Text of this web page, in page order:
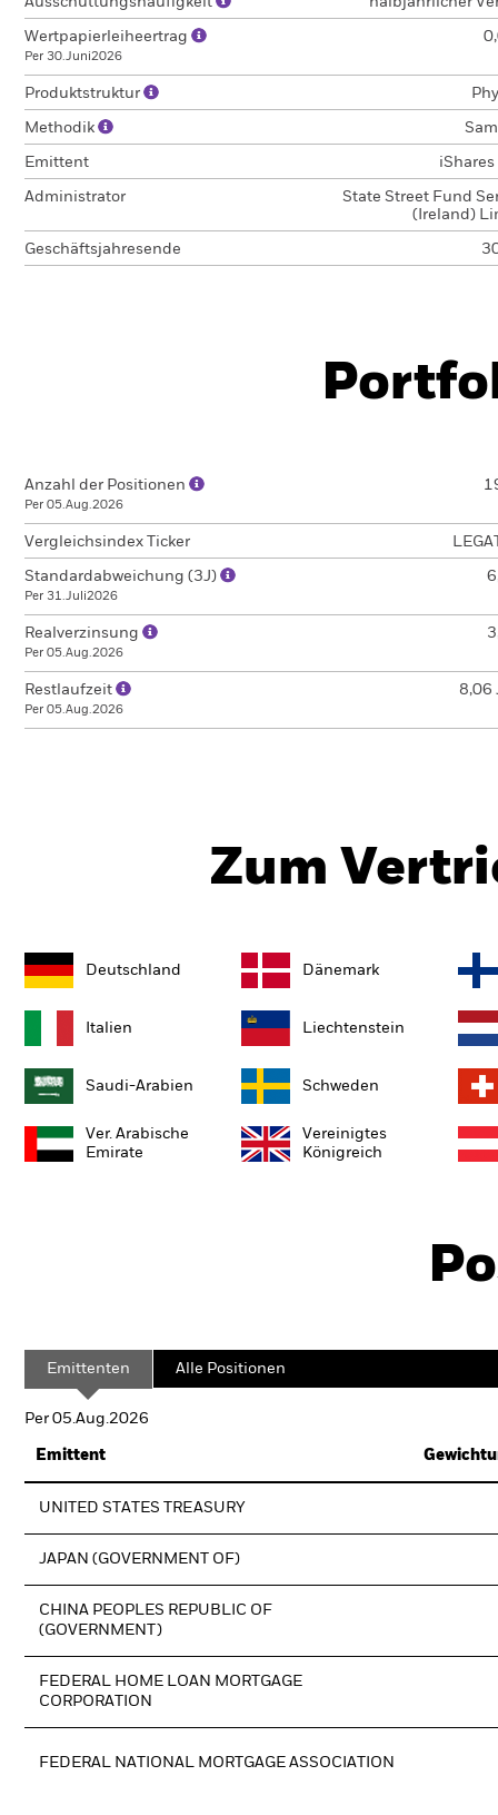
Wertpapierleiheertrag
Per 30.Juni2026
Produktstruktur
Methodik
Emittent iShares
Administrator
State Street Fund
(Ireland)
Geschäftsjahresende
Anzahl der Positionen
Per 05.Aug.2026
Vergleichsindex Ticker
Standardabweichung (3J)
Per 31.Juli2026
Realverzinsung
Per 05.Aug.2026
Restlaufzeit
Per 05.Aug.2026
8,06
Zum
Deutschland Dänemark
Italien Liechtenstein
Saudi-Arabien Schweden
Ver. Arabische
Emirate
Vereinigtes
Königreich
Emittenten Alle Positionen
Per 05.Aug.2026
Emittent
UNITED STATES TREASURY
JAPAN (GOVERNMENT OF)
CHINA PEOPLES REPUBLIC OF
(GOVERNMENT)
FEDERAL HOME LOAN MORTGAGE
CORPORATION
FEDERAL NATIONAL MORTGAGE ASSOCIATION